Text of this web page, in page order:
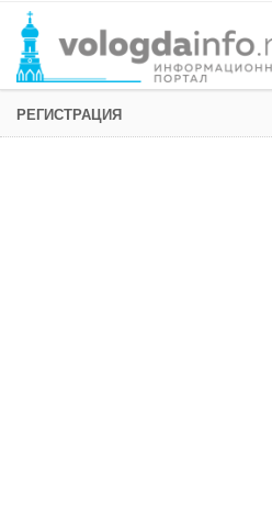
РЕГИСТРАЦИЯ